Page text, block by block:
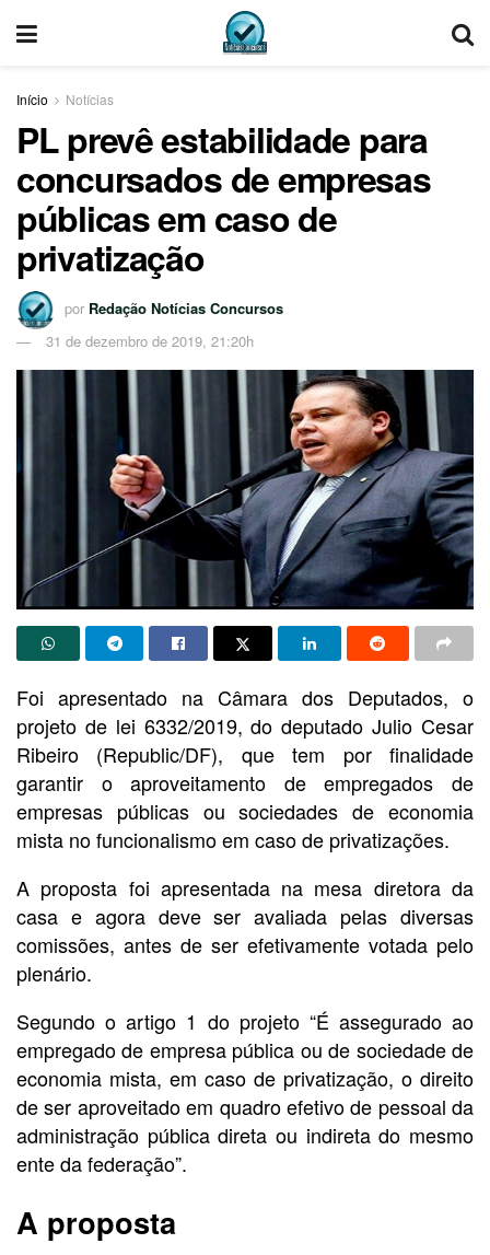
Início Notícias
PL prevê estabilidade para
concursados de empresas
públicas em caso de
privatização
por Redação Notícias Concursos
31 de dezembro de 2019, 21:20h
Foi apresentado na Câmara dos Deputados, o
projeto de lei 6332/2019, do deputado Julio Cesar
Ribeiro (Republic/DF), que tem por finalidade
garantir o aproveitamento de empregados de
empresas públicas ou sociedades de economia
mista no funcionalismo em caso de privatizações.
A proposta foi apresentada na mesa diretora da
casa e agora deve ser avaliada pelas diversas
comissões, antes de ser efetivamente votada pelo
plenário.
Segundo o artigo 1 do projeto “É assegurado ao
empregado de empresa pública ou de sociedade de
economia mista, em caso de privatização, o direito
de ser aproveitado em quadro efetivo de pessoal da
administração pública direta ou indireta do mesmo
ente da federação”.
A proposta